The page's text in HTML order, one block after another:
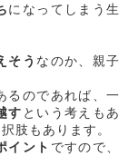
になってしまう生
そう なのか、親子
るのであれば、一
す という考えもあ
肢もあります。
イント ですので、